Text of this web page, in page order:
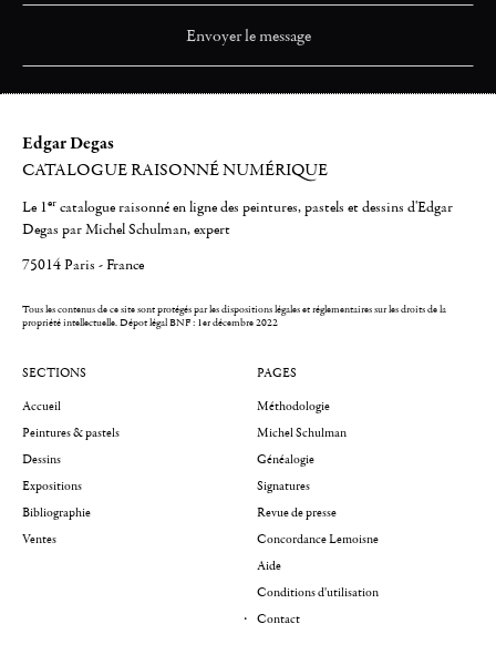
Edgar Degas
CATALOGUE RAISONNÉ NUMÉRIQUE
Le 1er catalogue raisonné en ligne des peintures, pastels et dessins d'Edgar
Degas par Michel Schulman, expert
75014 Paris - France
Tous les contenus de ce site sont protégés par les dispositions légales et réglementaires sur les droits de la
propriété intellectuelle.Dépot légal BNF : 1er décembre 2022
SECTIONS
Accueil
Peintures & pastels
Dessins
Expositions
Bibliographie
Ventes
PAGES
Méthodologie
Michel Schulman
Généalogie
Signatures
Revue de presse
Concordance Lemoisne
Aide
Conditions d'utilisation
Contact